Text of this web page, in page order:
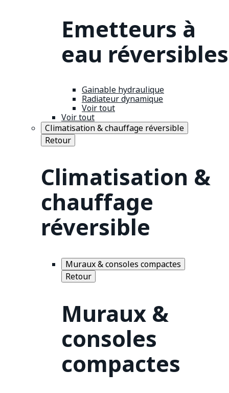
Emetteurs à
eau réversibles
Gainable hydraulique
Radiateur dynamique
Voir tout
Voir tout
Climatisation & chauffage réversible
Retour
Climatisation &
chauffage
réversible
Muraux & consoles compactes
Retour
Muraux &
consoles
compactes